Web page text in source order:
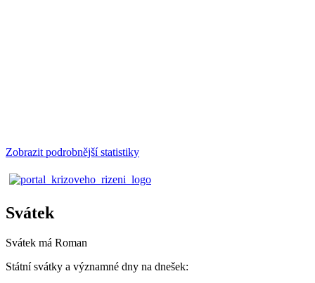
Zobrazit podrobnější statistiky
Svátek
Svátek má Roman
Státní svátky a významné dny na dnešek: